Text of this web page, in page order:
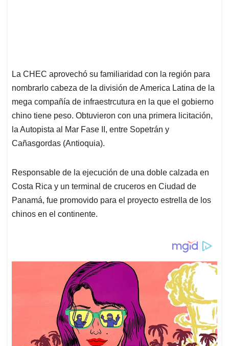
La CHEC aprovechó su familiaridad con la región para
nombrarlo cabeza de la división de America Latina de la
mega compañía de infraestrcutura en la que el gobierno
chino tiene peso. Obtuvieron con una primera licitación,
la Autopista al Mar Fase II, entre Sopetrán y
Cañasgordas (Antioquia).
Responsable de la ejecución de una doble calzada en
Costa Rica y un terminal de cruceros en Ciudad de
Panamá, fue promovido para el proyecto estrella de los
chinos en el continente.